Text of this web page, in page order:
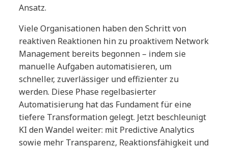
Ansatz.
Viele Organisationen haben den Schritt von
reaktiven Reaktionen hin zu proaktivem Network
Management bereits begonnen – indem sie
manuelle Aufgaben automatisieren, um
schneller, zuverlässiger und effizienter zu
werden. Diese Phase regelbasierter
Automatisierung hat das Fundament für eine
tiefere Transformation gelegt. Jetzt beschleunigt
KI den Wandel weiter: mit Predictive Analytics
sowie mehr Transparenz, Reaktionsfähigkeit und